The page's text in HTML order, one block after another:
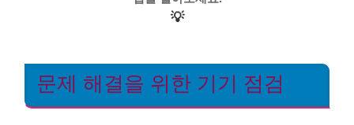
💡
문제 해결을 위한 기기 점검